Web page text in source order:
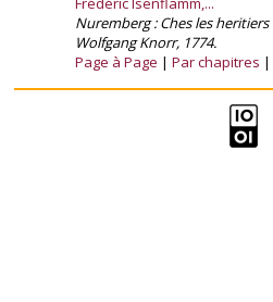
Nuremberg : Ches les
Wolfgang Knorr, 1774.
Page à Page
Par chapitres